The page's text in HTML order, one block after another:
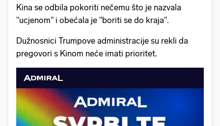
Kina se odbila pokoriti nečemu što je nazvala
"ucjenom" i obećala je "boriti se do kraja".
Dužnosnici Trumpove administracije su rekli da
pregovori s Kinom neće imati prioritet.